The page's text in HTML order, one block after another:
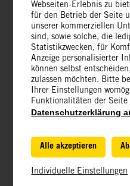
Landwirtschaftliche
Tiefbau
Beschreibung -
Fachgebiete des
Straßenbau
Brückenbau
Tunnelbau
Webseiten-Erlebnis zu
für den Betrieb der Seite
unserer kommerziellen
sind, sowie solche, die
Statistikzwecken, für
Anzeige personalisierter
können selbst
zulassen möchten. Bitte
Ihrer Einstellungen
Funktionalitäten der Seite
Datenschutzerklärung
Alle akzeptieren
Individuelle Einstellungen